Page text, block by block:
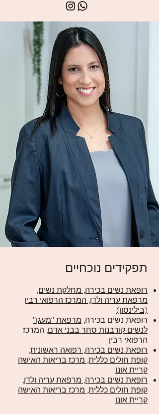
תפקידים נוכחיים
רופאת נשים בכירה, מחלקת נשים,
מרפאת עריה ולדן, המרכז הרפואי רבין
(בילינסון)
רופאת נשים בכירה, מרפאת "מעגן"
לנשים קורבנות סחר בבני אדם, המרכז
הרפואי רבין
רופאת נשים בכירה, רפואה ראשונית,
קופת חולים כללית, מרכז בריאות האישה
קריית אונו
רופאת נשים בכירה, מרפאת עריה ולדן,
קופת חולים כללית, מרכז בריאות האישה
קריית אונו